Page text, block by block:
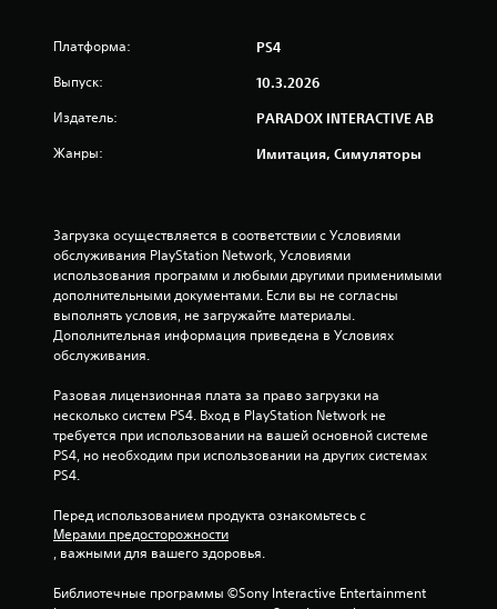
в
д
с
н
а
Платформа: PS4
Выпуск: 10.3.2026
Издатель: PARADOX INTERACTIVE AB
Жанры: Имитация, Симуляторы
Загрузка осуществляется в соответствии с Условиями
обслуживания PlayStation Network, Условиями
использования программ и любыми другими применимыми
дополнительными документами. Если вы не согласны
выполнять условия, не загружайте материалы.
Дополнительная информация приведена в Условиях
обслуживания.
Разовая лицензионная плата за право загрузки на
несколько систем PS4. Вход в PlayStation Network не
требуется при использовании на вашей основной системе
PS4, но необходим при использовании на других системах
PS4.
Перед использованием продукта ознакомьтесь с
Мерами предосторожности
, важными для вашего здоровья.
Библиотечные программы ©Sony Interactive Entertainment